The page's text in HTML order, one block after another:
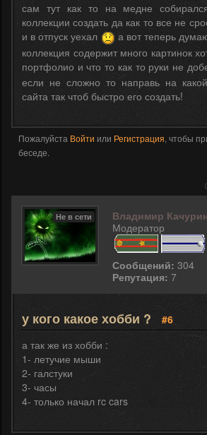
сам тут как то на медне
коллекции создать да как то все не
и в отпуск уехал
а вот теперь
коллекция содержит много картинок
портфолио и что то как то руки не
если не сложно то направь на какой
сайта так чтоб быстро его создать!
Пожалуйста Войти или Регистрация, чтобы
беседе.
Не в сети
Владимир
Модератор
Сообщений: 304
Репутация: 7
у кого какое хобби ?
#6
а так же из хобби :
1- летучие мыши
2- галстуки
3- часы
4- только начал rc cars